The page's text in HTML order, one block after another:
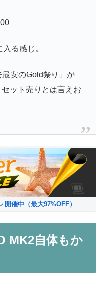
る感じ。
安のGold祭り」が
ット売りとは言えお
催中（最大97%OFF）
MK2自体もか